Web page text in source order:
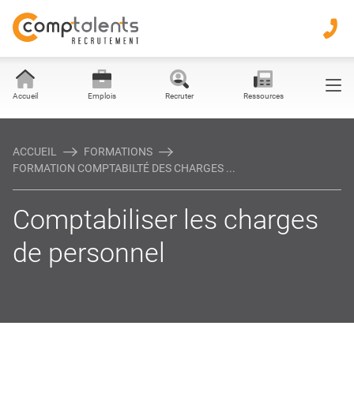
Accueil Emplois Recruter Ressources
ACCUEIL
FORMATIONS
FORMATION COMPTABILTÉ DES CHARGES ...
Comptabiliser les charges
de personnel
Objectifs
Public et prérequis
Programme
Compléments
Une question ?